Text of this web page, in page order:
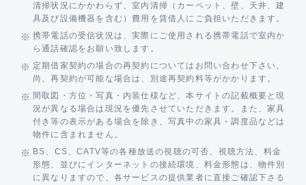
清掃状況にかかわらず、室内清掃（カーペット、壁、天井、建
具及び設備機器を含む）費用を賃借人にご負担いただきます。
携帯電話の受信状況は、実際にご使用される携帯電話で室内か
ら通話確認をお願い致します。
定期借家契約の場合の再契約についてはお問い合わせ下さい。
尚、再契約が可能な場合は、別途再契約料等がかかります。
間取図・方位・写真・内装仕様など、本サイトの記載概要と現
況が異なる場合は現況を優先させていただきます。また、家具
付き等の表示がある場合を除き、写真中の家具・調度品などは
物件に含まれません。
BS、CS、CATV等の各種放送の視聴の可否、視聴方法、料金
形態、並びにインターネットの接続環境、料金形態は、物件別
に異なりますので、各サービスの提供業者に直接ご確認下さる